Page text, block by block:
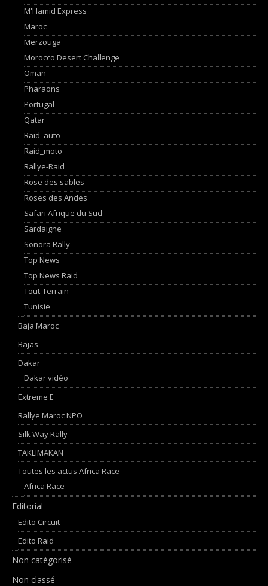
M'Hamid Express
Maroc
Merzouga
Morocco Desert Challenge
Oman
Pharaons
Portugal
Qatar
Raid_auto
Raid_moto
Rallye-Raid
Rose des sables
Roses des Andes
Safari Afrique du Sud
Sardaigne
Sonora Rally
Top News
Top News Raid
Tout-Terrain
Tunisie
Baja Maroc
Bajas
Dakar
Dakar vidéo
Extreme E
Rallye Maroc NPO
Silk Way Rally
TAKLIMAKAN
Toutes les actus Africa Race
Africa Race
Editorial
Edito Circuit
Edito Raid
Non catégorisé
Non classé